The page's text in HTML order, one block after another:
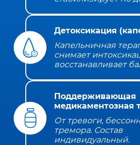
Детоксикация
Капельничная
снимает
восстанавливает
Поддерживающая
медикаментозная
От тревоги,
тремора. Состав
индивидуальный.